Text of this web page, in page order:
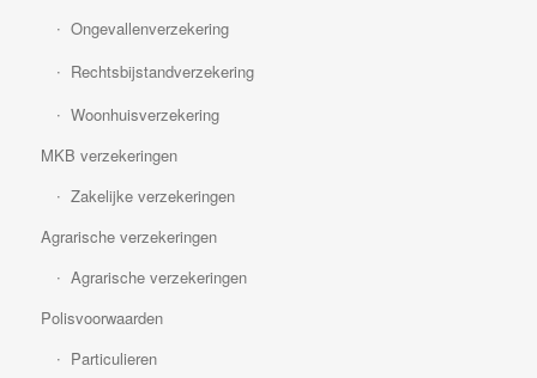
Ongevallenverzekering
Rechtsbijstandverzekering
Woonhuisverzekering
MKB verzekeringen
Zakelijke verzekeringen
Agrarische verzekeringen
Agrarische verzekeringen
Polisvoorwaarden
Particulieren